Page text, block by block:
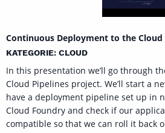
Continuous Deployment to the Cloud
KATEGORIE: CLOUD
In this presentation we’ll go through
Cloud Pipelines project. We’ll start a
have a deployment pipeline set up in
Cloud Foundry and check if our
compatible so that we can roll it back